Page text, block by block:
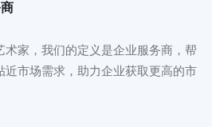
术家，我们的定义是企业服务商，帮
近市场需求，助力企业获取更高的市